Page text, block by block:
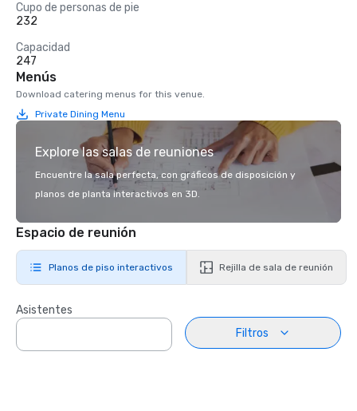
Cupo de personas de pie
232
Capacidad
247
Menús
Download catering menus for this venue.
Private Dining Menu
Explore las salas de reuniones
Encuentre la sala perfecta, con gráficos de disposición y
planos de planta interactivos en 3D.
Espacio de reunión
Planos de piso interactivos Rejilla de sala de reunión
Asistentes
Filtros